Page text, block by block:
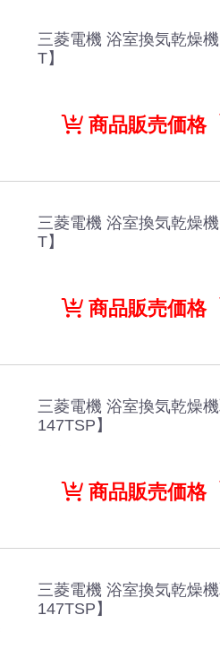
三菱電機 浴室換気乾燥
T】
商品販売価格
三菱電機 浴室換気乾燥
T】
商品販売価格
三菱電機 浴室換気乾燥
147TSP】
商品販売価格
三菱電機 浴室換気乾燥
147TSP】